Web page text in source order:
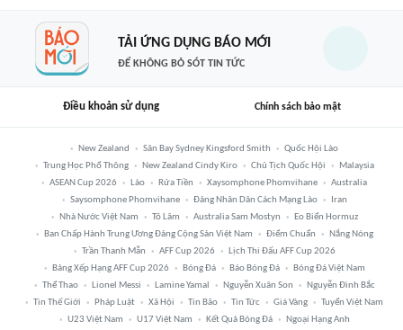
TẢI ỨNG DỤNG BÁO MỚI
ĐỂ KHÔNG BỎ SÓT TIN TỨC
Điều khoản sử dụng Chính sách bảo mật
New Zealand Sân Bay Sydney Kingsford Smith
Quốc Hội Lào
Trung Học Phổ Thông
New Zealand Cindy Kiro Chủ Tịch Quốc Hội
Malaysia
ASEAN Cup 2026
Lào Rửa Tiền Xaysomphone Phomvihane
Australia
Saysomphone Phomvihane
Đảng Nhân Dân Cách Mạng Lào
Iran
Nhà Nước Việt Nam
Tô Lâm Australia Sam Mostyn
Eo Biển Hormuz
Ban Chấp Hành Trung Ương Đảng Cộng Sản Việt Nam
Điểm Chuẩn
Nắng Nóng
Trần Thanh Mẫn
AFF Cup 2026
Lịch Thi Đấu AFF Cup 2026
Bảng Xếp Hạng AFF Cup 2026
Bóng Đá Báo Bóng Đá
Bóng Đá Việt Nam
Thể Thao
Lionel Messi Lamine Yamal Nguyễn Xuân Son
Nguyễn Đình Bắc
Tin Thế Giới
Pháp Luật Xã Hội Tin Bão Tin Tức Giá Vàng
Tuyển Việt Nam
U23 Việt Nam
U17 Việt Nam Kết Quả Bóng Đá Ngoại Hạng Anh